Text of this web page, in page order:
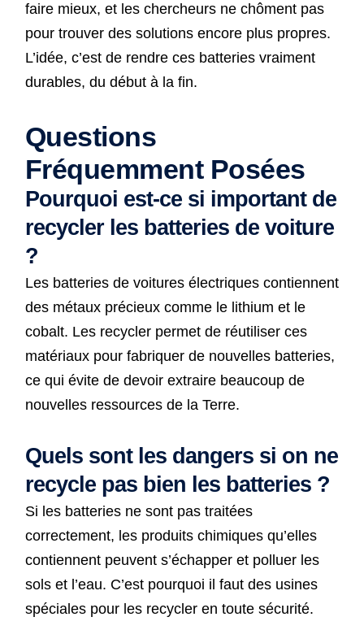
faire mieux, et les chercheurs ne chôment pas
pour trouver des solutions encore plus propres.
L’idée, c’est de rendre ces batteries vraiment
durables, du début à la fin.
Questions
Fréquemment Posées
Pourquoi est-ce si important de
recycler les batteries de voiture
?
Les batteries de voitures électriques contiennent
des métaux précieux comme le lithium et le
cobalt. Les recycler permet de réutiliser ces
matériaux pour fabriquer de nouvelles batteries,
ce qui évite de devoir extraire beaucoup de
nouvelles ressources de la Terre.
Quels sont les dangers si on ne
recycle pas bien les batteries ?
Si les batteries ne sont pas traitées
correctement, les produits chimiques qu’elles
contiennent peuvent s’échapper et polluer les
sols et l’eau. C’est pourquoi il faut des usines
spéciales pour les recycler en toute sécurité.